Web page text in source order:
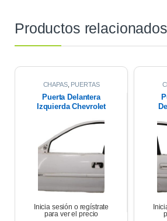
Productos relacionados
CHAPAS, PUERTAS
Puerta Delantera
Izquierda Chevrolet
Inicia sesión o regístrate
para ver el precio